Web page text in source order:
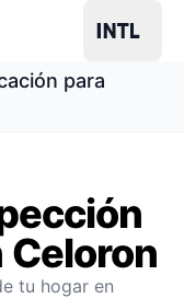
para
Celoron
tu hogar en